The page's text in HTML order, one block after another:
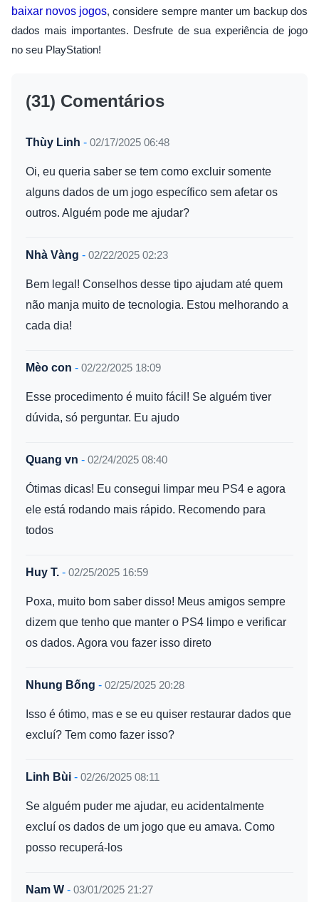
baixar novos jogos, considere sempre manter um backup dos
dados mais importantes. Desfrute de sua experiência de jogo
no seu PlayStation!
(31) Comentários
Thùy Linh - 02/17/2025 06:48
Oi, eu queria saber se tem como excluir somente
alguns dados de um jogo específico sem afetar os
outros. Alguém pode me ajudar?
Nhà Vàng - 02/22/2025 02:23
Bem legal! Conselhos desse tipo ajudam até quem
não manja muito de tecnologia. Estou melhorando a
cada dia!
Mèo con - 02/22/2025 18:09
Esse procedimento é muito fácil! Se alguém tiver
dúvida, só perguntar. Eu ajudo
Quang vn - 02/24/2025 08:40
Ótimas dicas! Eu consegui limpar meu PS4 e agora
ele está rodando mais rápido. Recomendo para
todos
Huy T. - 02/25/2025 16:59
Poxa, muito bom saber disso! Meus amigos sempre
dizem que tenho que manter o PS4 limpo e verificar
os dados. Agora vou fazer isso direto
Nhung Bống - 02/25/2025 20:28
Isso é ótimo, mas e se eu quiser restaurar dados que
excluí? Tem como fazer isso?
Linh Bùi - 02/26/2025 08:11
Se alguém puder me ajudar, eu acidentalmente
excluí os dados de um jogo que eu amava. Como
posso recuperá-los
Nam W - 03/01/2025 21:27